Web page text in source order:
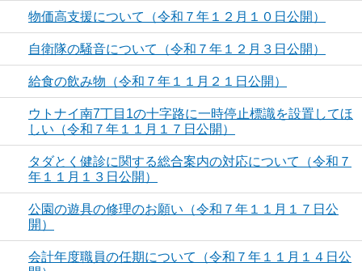
物価高支援について（令和７年１２月１０日公開）
自衛隊の騒音について（令和７年１２月３日公開）
給食の飲み物（令和７年１１月２１日公開）
ウトナイ南7丁目1の十字路に一時停止標識を設置してほ
しい（令和７年１１月１７日公開）
タダとく健診に関する総合案内の対応について（令和７
年１１月１３日公開）
公園の遊具の修理のお願い（令和７年１１月１７日公
開）
会計年度職員の任期について（令和７年１１月１４日公